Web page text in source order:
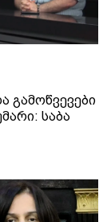
გამოწვევები
საბა